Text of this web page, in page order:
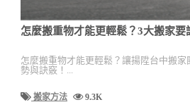
怎麼搬重物才能更輕鬆？3大搬家要
怎麼搬重物才能更輕鬆？讓揚陞台中搬
勢與訣竅！...
搬家方法 9.3K